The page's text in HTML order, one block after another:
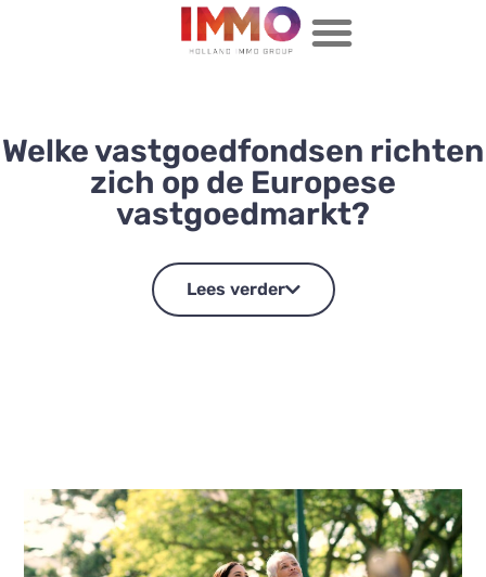
Welke vastgoedfondsen richten
zich op de Europese
vastgoedmarkt?
Lees verder